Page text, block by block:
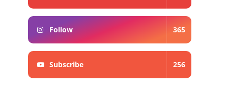
Follow 365
Subscribe 256